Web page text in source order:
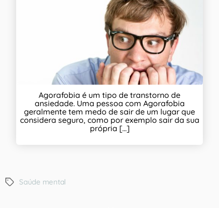
Agorafobia é um tipo de transtorno de
ansiedade. Uma pessoa com Agorafobia
geralmente tem medo de sair de um lugar que
considera seguro, como por exemplo sair da sua
própria [...]
Saúde mental